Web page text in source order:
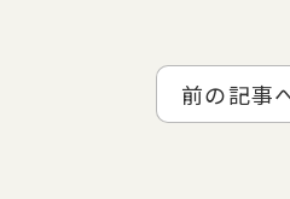
前の記事